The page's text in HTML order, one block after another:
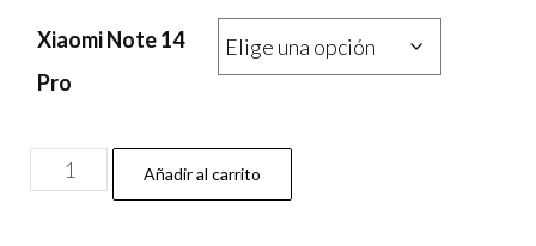
de
precios:
desde
hasta
Xiaomi Note 14
Pro
Xiaomi
Note
Añadir al carrito